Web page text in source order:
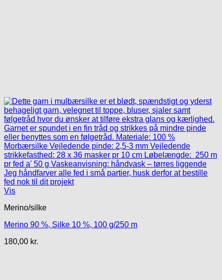
Vis
Merino/silke
Merino 90 %, Silke 10 %, 100 g/250 m
180,00 kr.